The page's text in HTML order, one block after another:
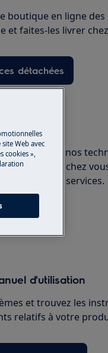
boutique en ligne des
et faites-les livrer
détachées
expert
avec un de nos
découvrez chez
de nos services.
d'utilisation
et trouvez les
relatifs à votre
Web avec
cookies »,